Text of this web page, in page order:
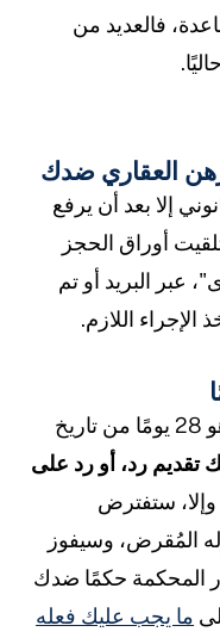
فالعديد من
العقاري ضدك
إلا بعد أن يرفع
أوراق الحجز
عبر البريد أو تم
الإجراء اللازم.
أهم موعد نهائي في هذه العملية هو 28 يومًا من تاريخ
تقديم رد، أو رد على
ستفترض
المُقرض، وسيفوز
المحكمة حكمًا ضدك
ما يجب عليك فعله